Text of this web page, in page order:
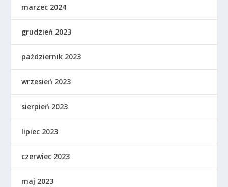
marzec 2024
grudzień 2023
październik 2023
wrzesień 2023
sierpień 2023
lipiec 2023
czerwiec 2023
maj 2023